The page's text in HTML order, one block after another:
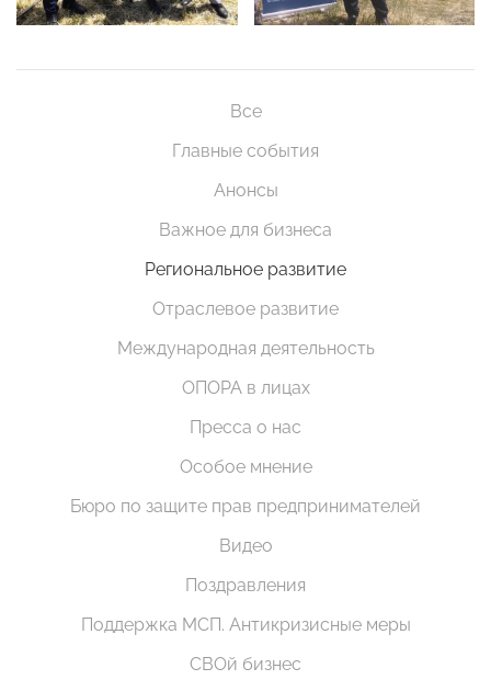
Все
Главные события
Анонсы
Важное для бизнеса
Региональное развитие
Отраслевое развитие
Международная деятельность
ОПОРА в лицах
Пресса о нас
Особое мнение
Бюро по защите прав предпринимателей
Видео
Поздравления
Поддержка МСП. Антикризисные меры
СВОй бизнес